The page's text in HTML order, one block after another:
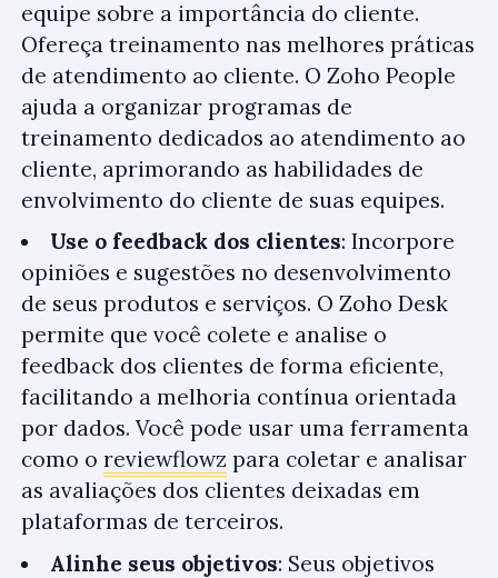
equipe sobre a importância do cliente.
Ofereça treinamento nas melhores práticas
de atendimento ao cliente. O Zoho People
ajuda a organizar programas de
treinamento dedicados ao atendimento ao
cliente, aprimorando as habilidades de
envolvimento do cliente de suas equipes.
Use o feedback dos clientes: Incorpore
opiniões e sugestões no desenvolvimento
de seus produtos e serviços. O Zoho Desk
permite que você colete e analise o
feedback dos clientes de forma eficiente,
facilitando a melhoria contínua orientada
por dados. Você pode usar uma ferramenta
como o reviewflowz para coletar e analisar
as avaliações dos clientes deixadas em
plataformas de terceiros.
Alinhe seus objetivos: Seus objetivos